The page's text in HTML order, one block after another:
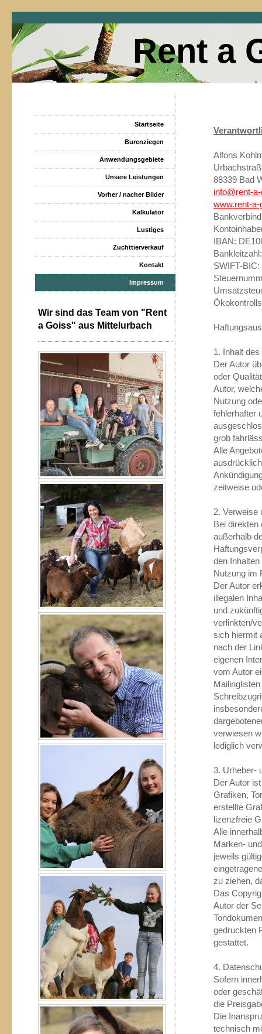
Rent a
Alfons
88339 Bad
info@rent-
www.rent-
IBAN:
SWIFT-
1. Inhalt
Der Autor
oder
Autor,
Nutzung
fehlerhafter
grob
Alle
zeitweise
2. Verweise
Bei direkten
außerhalb
den
Nutzung im
Der Autor
illegalen
und
verlinkten/
sich hiermit
nach der
eigenen
vom Autor
verwiesen
lediglich
3. Urheber-
Der Autor
Grafiken,
erstellte
lizenzfreie
Alle
Marken-
jeweils
zu ziehen,
Das
Autor der
gedruckten
gestattet.
4.
Sofern
oder
die
Die
technisch
Startseite
Burenziegen
Anwendungsgebiete
Unsere Leistungen
Vorher / nacher Bilder
Kalkulator
Lustiges
Zuchttierverkauf
Kontakt
Impressum
Wir sind das Team von "Rent
a Goiss" aus Mittelurbach